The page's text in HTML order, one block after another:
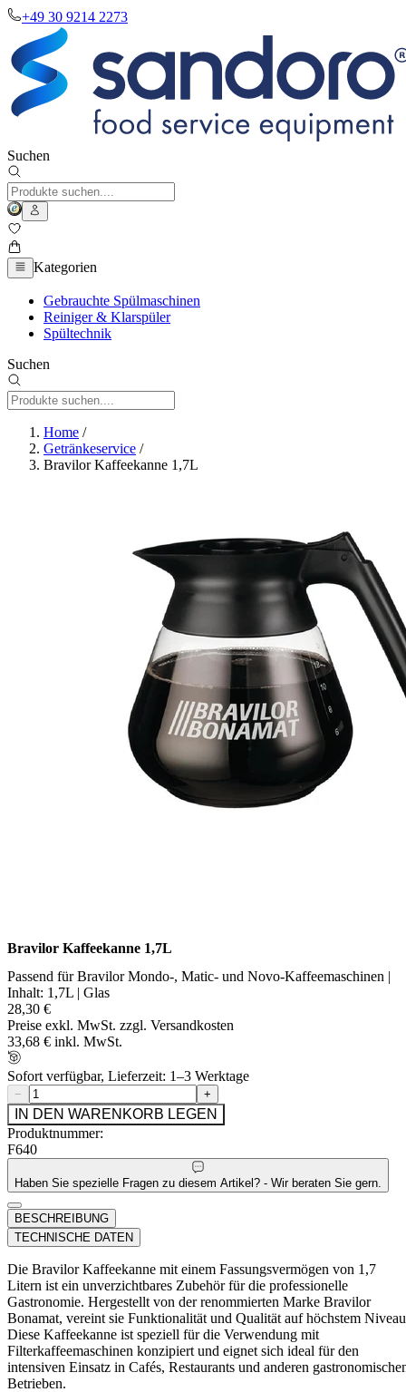
+49 30 9214 2273
Suchen
Kategorien
Gebrauchte Spülmaschinen
Reiniger & Klarspüler
Spültechnik
Suchen
Home /
Getränkeservice /
Bravilor Kaffeekanne 1,7L
Bravilor Kaffeekanne 1,7L
Passend für Bravilor Mondo-, Matic- und Novo-Kaffeemaschinen |
Inhalt: 1,7L | Glas
28,30 €
Preise exkl. MwSt. zzgl. Versandkosten
33,68 € inkl. MwSt.
Sofort verfügbar, Lieferzeit: 1–3 Werktage
− +
IN DEN WARENKORB LEGEN
Produktnummer:
F640
Haben Sie spezielle Fragen zu diesem Artikel? - Wir beraten Sie gern.
BESCHREIBUNG
TECHNISCHE DATEN
Die Bravilor Kaffeekanne mit einem Fassungsvermögen von 1,7
Litern ist ein unverzichtbares Zubehör für die professionelle
Gastronomie. Hergestellt von der renommierten Marke Bravilor
Bonamat, vereint sie Funktionalität und Qualität auf höchstem
Diese Kaffeekanne ist speziell für die Verwendung mit
Filterkaffeemaschinen konzipiert und eignet sich ideal für den
intensiven Einsatz in Cafés, Restaurants und anderen
Betrieben.